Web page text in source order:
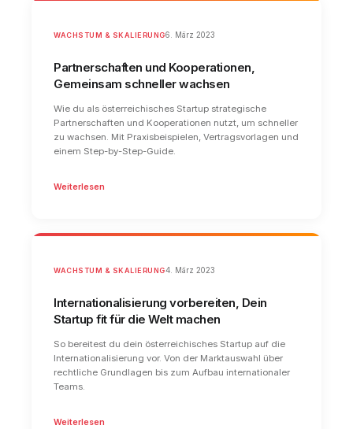
WACHSTUM & SKALIERUNG6. März 2023
Partnerschaften und Kooperationen,
Gemeinsam schneller wachsen
Wie du als österreichisches Startup strategische
Partnerschaften und Kooperationen nutzt, um schneller
zu wachsen. Mit Praxisbeispielen, Vertragsvorlagen und
einem Step-by-Step-Guide.
Weiterlesen
WACHSTUM & SKALIERUNG4. März 2023
Internationalisierung vorbereiten, Dein
Startup fit für die Welt machen
So bereitest du dein österreichisches Startup auf die
Internationalisierung vor. Von der Marktauswahl über
rechtliche Grundlagen bis zum Aufbau internationaler
Teams.
Weiterlesen